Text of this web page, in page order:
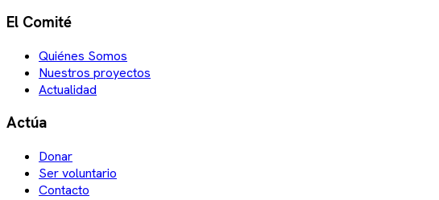
El Comité
Quiénes Somos
Nuestros proyectos
Actualidad
Actúa
Donar
Ser voluntario
Contacto